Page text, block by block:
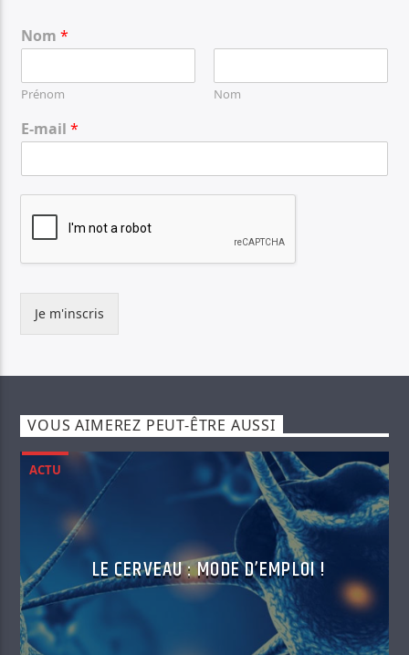
Nom*
Prénom Nom
E-mail*
Je m'inscris
VOUS AIMEREZ PEUT-ÊTRE AUSSI
ACTU
LE CERVEAU : MODE D’EMPLOI !